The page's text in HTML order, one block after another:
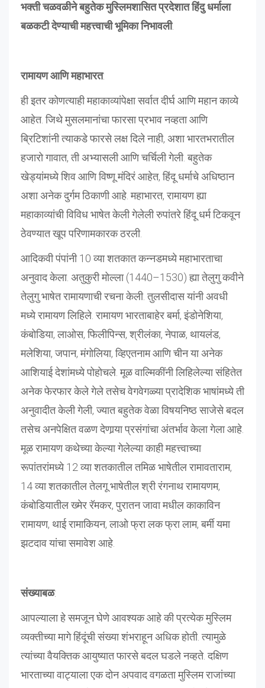
भक्ती चळवळीने बहुतेक मुस्लिमशासित प्रदेशात हिंदु धर्माला
बळकटी देण्याची महत्त्वाची भूमिका निभावली.
रामायण आणि महाभारत:
ही इतर कोणत्याही महाकाव्यांपेक्षा सर्वात दीर्घ आणि महान काव्ये
आहेत. जिथे मुसलमानांचा फारसा प्रभाव नव्हता आणि
ब्रिटिशांनी त्याकडे फारसे लक्ष दिले नाही, अशा भारतभरातील
हजारो गावात, ती अभ्यासली आणि चर्चिली गेली. बहुतेक
खेड्यांमध्ये शिव आणि विष्णू मंदिरं आहेत, हिंदू धर्माचे अधिष्ठान
अशा अनेक दुर्गम ठिकाणी आहे. महाभारत, रामायण ह्या
महाकाव्यांची विविध भाषेत केली गेलेली रुपांतरे हिंदू धर्म टिकवून
ठेवण्यात खूप परिणामकारक ठरली.
आदिकवी पंपांनी 10 व्या शतकात कन्नडमध्ये महाभारताचा
अनुवाद केला. अतुकुरी मोल्ला (1440–1530) ह्या तेलुगु कवीने
तेलुगु भाषेत रामायणाची रचना केली. तुलसीदास यांनी अवधी
मध्ये रामायण लिहिले. रामायण भारताबाहेर बर्मा, इंडोनेशिया,
कंबोडिया, लाओस, फिलीपिन्स, श्रीलंका, नेपाळ, थायलंड,
मलेशिया, जपान, मंगोलिया, व्हिएतनाम आणि चीन या अनेक
आशियाई देशांमध्ये पोहोचले. मूळ वाल्मिकींनी लिहिलेल्या संहितेत
अनेक फेरफार केले गेले तसेच वेगवेगळ्या प्रादेशिक भाषांमध्ये ती
अनुवादीत केली गेली, ज्यात बहुतेक वेळा विषयनिष्ठ साजेसे बदल
तसेच अनपेक्षित वळण देणार्‍या प्रसंगांचा अंतर्भाव केला गेला आहे.
मूळ रामायण कथेच्या केल्या गेलेल्या काही महत्त्वाच्या
रूपांतरांमध्ये 12 व्या शतकातील तमिळ भाषेतील रामावताराम,
14 व्या शतकातील तेलगू भाषेतील श्री रंगनाथ रामायणम,
कंबोडियातील ख्मेर रॅमकर, पुरातन जावा मधील काकाविन
रामायण, थाई रामाकियन, लाओ फ्रा लक फ्रा लाम, बर्मी यमा
झटदाव यांचा समावेश आहे.
संख्याबळ:
आपल्याला हे समजून घेणे आवश्यक आहे की प्रत्येक मुस्लिम
व्यक्तीच्या मागे हिंदूंची संख्या शंभराहून अधिक होती. त्यामुळे
त्यांच्या वैयक्तिक आयुष्यात फारसे बदल घडले नव्हते. दक्षिण
भारताच्या वाट्याला एक दोन अपवाद वगळता मुस्लिम राजांच्या